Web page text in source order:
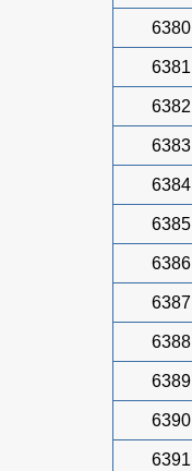
6380
6381
6382
6383
6384
6385
6386
6387
6388
6389
6390
6391